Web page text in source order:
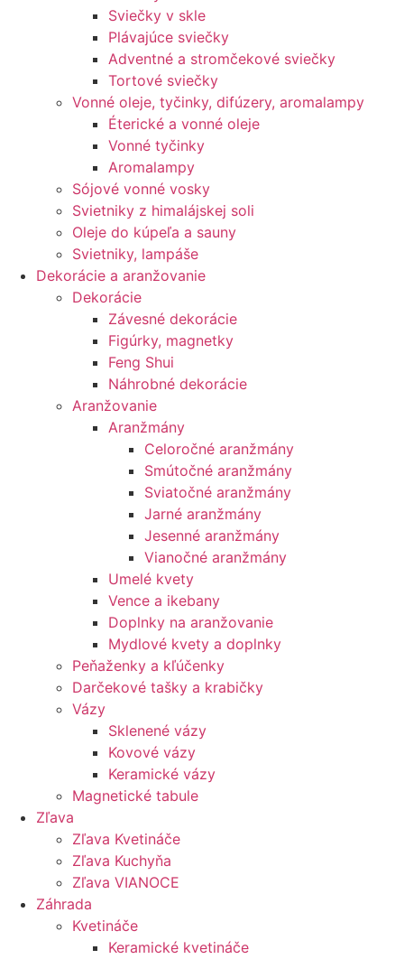
Sviečky v skle
Plávajúce sviečky
Adventné a stromčekové sviečky
Tortové sviečky
Vonné oleje, tyčinky, difúzery, aromalampy
Éterické a vonné oleje
Vonné tyčinky
Aromalampy
Sójové vonné vosky
Svietniky z himalájskej soli
Oleje do kúpeľa a sauny
Svietniky, lampáše
Dekorácie a aranžovanie
Dekorácie
Závesné dekorácie
Figúrky, magnetky
Feng Shui
Náhrobné dekorácie
Aranžovanie
Aranžmány
Celoročné aranžmány
Smútočné aranžmány
Sviatočné aranžmány
Jarné aranžmány
Jesenné aranžmány
Vianočné aranžmány
Umelé kvety
Vence a ikebany
Doplnky na aranžovanie
Mydlové kvety a doplnky
Peňaženky a kľúčenky
Darčekové tašky a krabičky
Vázy
Sklenené vázy
Kovové vázy
Keramické vázy
Magnetické tabule
Zľava
Zľava Kvetináče
Zľava Kuchyňa
Zľava VIANOCE
Záhrada
Kvetináče
Keramické kvetináče